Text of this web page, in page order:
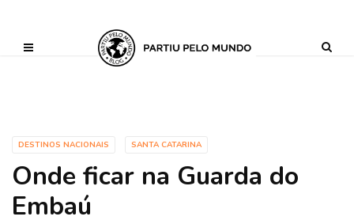
('AI_CONTENT_MARKER_NO_GET_SIDEBAR', true);
DESTINOS NACIONAIS SANTA CATARINA
Onde ficar na Guarda do
Embaú